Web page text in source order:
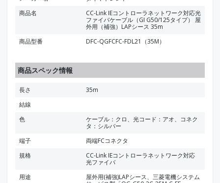
商品名
CC-Link IEコントローラネットワーク対応光
ファイバケーブル（GI G50/125タイプ） 屋
外用（補強）LAPシース 35m
商品型番
DFC-QGFCFC-FDL21（35M）
商品スペック情報
長さ
35m
結線
色
ケーブル：クロ、光コード：アオ、コネク
タ：シルバー
端子
両端FCコネクタ
規格
CC-Link IEコントローラネットワーク対応
光ファイバ
用途
屋外用(補強)LAPシース、三菱電機システム